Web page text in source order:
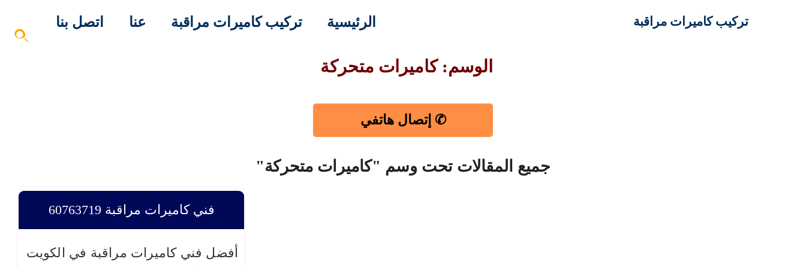
تركيب كاميرات مراقبة الرئيسية تركيب كاميرات مراقبة عنا اتصل بنا
الوسم: كاميرات متحركة
✆ إتصال هاتفي
جميع المقالات تحت وسم "كاميرات متحركة"
فني كاميرات مراقبة 60763719
أفضل فني كاميرات مراقبة في الكويت